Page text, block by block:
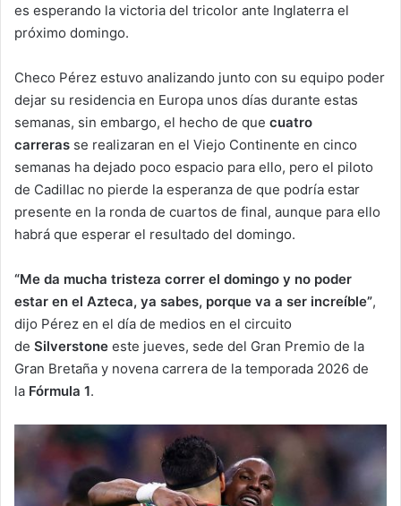
es esperando la victoria del tricolor ante Inglaterra el
próximo domingo.
Checo Pérez estuvo analizando junto con su equipo poder
dejar su residencia en Europa unos días durante estas
semanas, sin embargo, el hecho de que cuatro
carreras se realizaran en el Viejo Continente en cinco
semanas ha dejado poco espacio para ello, pero el piloto
de Cadillac no pierde la esperanza de que podría estar
presente en la ronda de cuartos de final, aunque para ello
habrá que esperar el resultado del domingo.
“Me da mucha tristeza correr el domingo y no poder
estar en el Azteca, ya sabes, porque va a ser increíble”,
dijo Pérez en el día de medios en el circuito
de Silverstone este jueves, sede del Gran Premio de la
Gran Bretaña y novena carrera de la temporada 2026 de
la Fórmula 1.